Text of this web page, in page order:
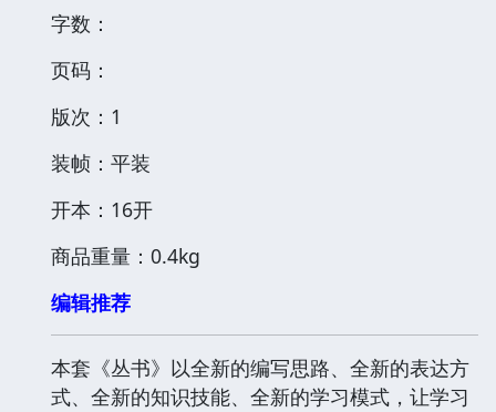
字数：
页码：
版次：1
装帧：平装
开本：16开
商品重量：0.4kg
编辑推荐
本套《丛书》以全新的编写思路、全新的表达方
式、全新的知识技能、全新的学习模式，让学习